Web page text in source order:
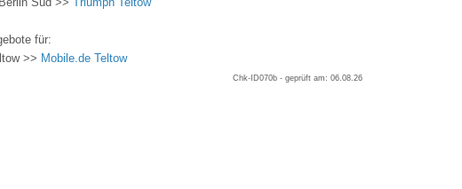
für:
>> Mobile.de Teltow
Chk-ID070b - geprüft am: 06.08.26